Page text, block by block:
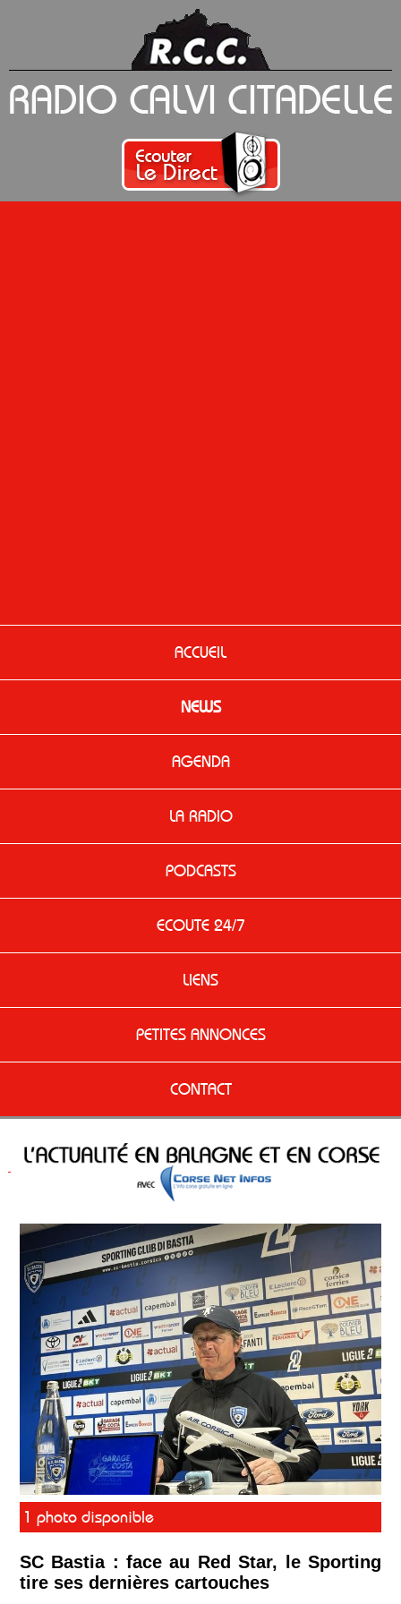
ACCUEIL
NEWS
AGENDA
LA RADIO
PODCASTS
ECOUTE 24/7
LIENS
PETITES ANNONCES
CONTACT
1 photo disponible
SC Bastia : face au Red Star, le Sporting
tire ses dernières cartouches